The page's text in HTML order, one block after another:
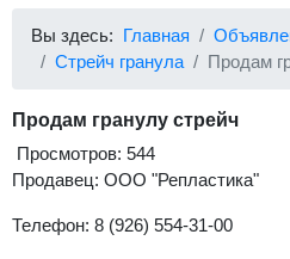
Вы здесь: Главная
Стрейч гранула
Продам
Продам гранулу стрейч
Просмотров: 544
Продавец: ООО "Репластика"
Телефон: 8 (926) 554-31-00